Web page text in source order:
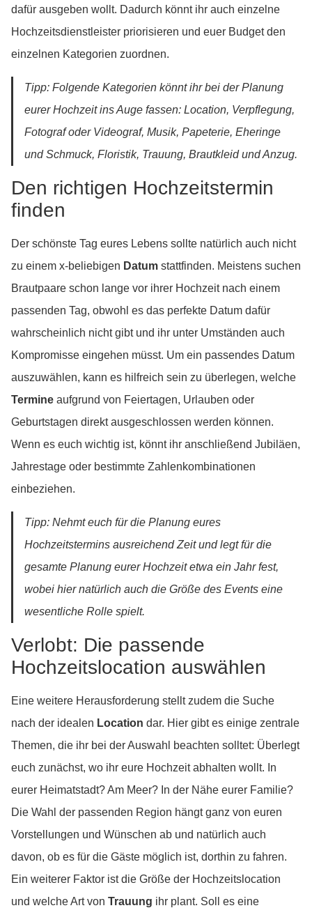
dafür ausgeben wollt. Dadurch könnt ihr auch einzelne
Hochzeitsdienstleister priorisieren und euer Budget den
einzelnen Kategorien zuordnen.
Tipp: Folgende Kategorien könnt ihr bei der Planung
eurer Hochzeit ins Auge fassen: Location, Verpflegung,
Fotograf oder Videograf, Musik, Papeterie, Eheringe
und Schmuck, Floristik, Trauung, Brautkleid und Anzug.
Den richtigen Hochzeitstermin
finden
Der schönste Tag eures Lebens sollte natürlich auch nicht
zu einem x-beliebigen Datum stattfinden. Meistens suchen
Brautpaare schon lange vor ihrer Hochzeit nach einem
passenden Tag, obwohl es das perfekte Datum dafür
wahrscheinlich nicht gibt und ihr unter Umständen auch
Kompromisse eingehen müsst. Um ein passendes Datum
auszuwählen, kann es hilfreich sein zu überlegen, welche
Termine aufgrund von Feiertagen, Urlauben oder
Geburtstagen direkt ausgeschlossen werden können.
Wenn es euch wichtig ist, könnt ihr anschließend Jubiläen,
Jahrestage oder bestimmte Zahlenkombinationen
einbeziehen.
Tipp: Nehmt euch für die Planung eures
Hochzeitstermins ausreichend Zeit und legt für die
gesamte Planung eurer Hochzeit etwa ein Jahr fest,
wobei hier natürlich auch die Größe des Events eine
wesentliche Rolle spielt.
Verlobt: Die passende
Hochzeitslocation auswählen
Eine weitere Herausforderung stellt zudem die Suche
nach der idealen Location dar. Hier gibt es einige zentrale
Themen, die ihr bei der Auswahl beachten solltet: Überlegt
euch zunächst, wo ihr eure Hochzeit abhalten wollt. In
eurer Heimatstadt? Am Meer? In der Nähe eurer Familie?
Die Wahl der passenden Region hängt ganz von euren
Vorstellungen und Wünschen ab und natürlich auch
davon, ob es für die Gäste möglich ist, dorthin zu fahren.
Ein weiterer Faktor ist die Größe der Hochzeitslocation
und welche Art von Trauung ihr plant. Soll es eine